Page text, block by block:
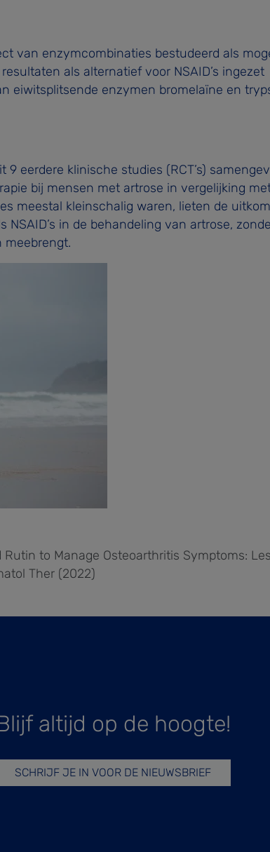
van enzymcombinaties bestudeerd als
als alternatief voor NSAID’s ingezet
eiwitsplitsende enzymen bromelaïne en
eerdere klinische studies (RCT’s)
bij mensen met artrose in vergelijking
meestal kleinschalig waren, lieten de
in de behandeling van artrose,
meebrengt.
to Manage Osteoarthritis Symptoms:
Ther (2022)
altijd op de hoogte!
SCHRIJF JE IN VOOR DE NIEUWSBRIEF